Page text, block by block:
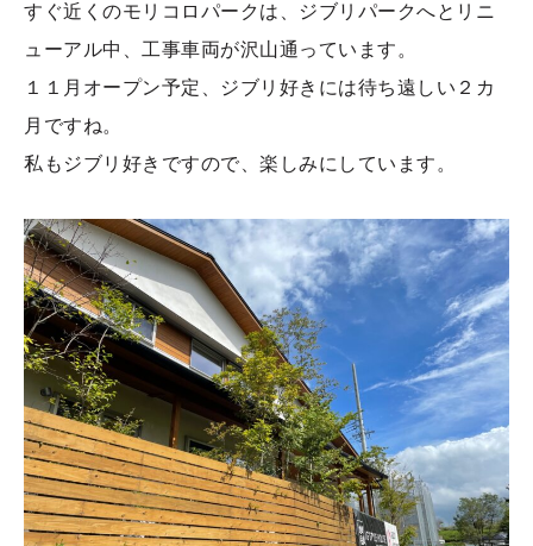
すぐ近くのモリコロパークは、ジブリパークへとリニ
ューアル中、工事車両が沢山通っています。
１１月オープン予定、ジブリ好きには待ち遠しい２カ
月ですね。
私もジブリ好きですので、楽しみにしています。